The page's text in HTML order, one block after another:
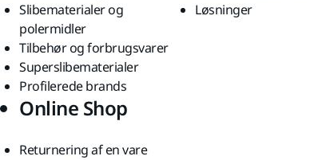
Slibematerialer og
polermidler
Tilbehør og forbrugsvarer
Superslibematerialer
Profilerede brands
Løsninger
Online Shop
Returnering af en vare